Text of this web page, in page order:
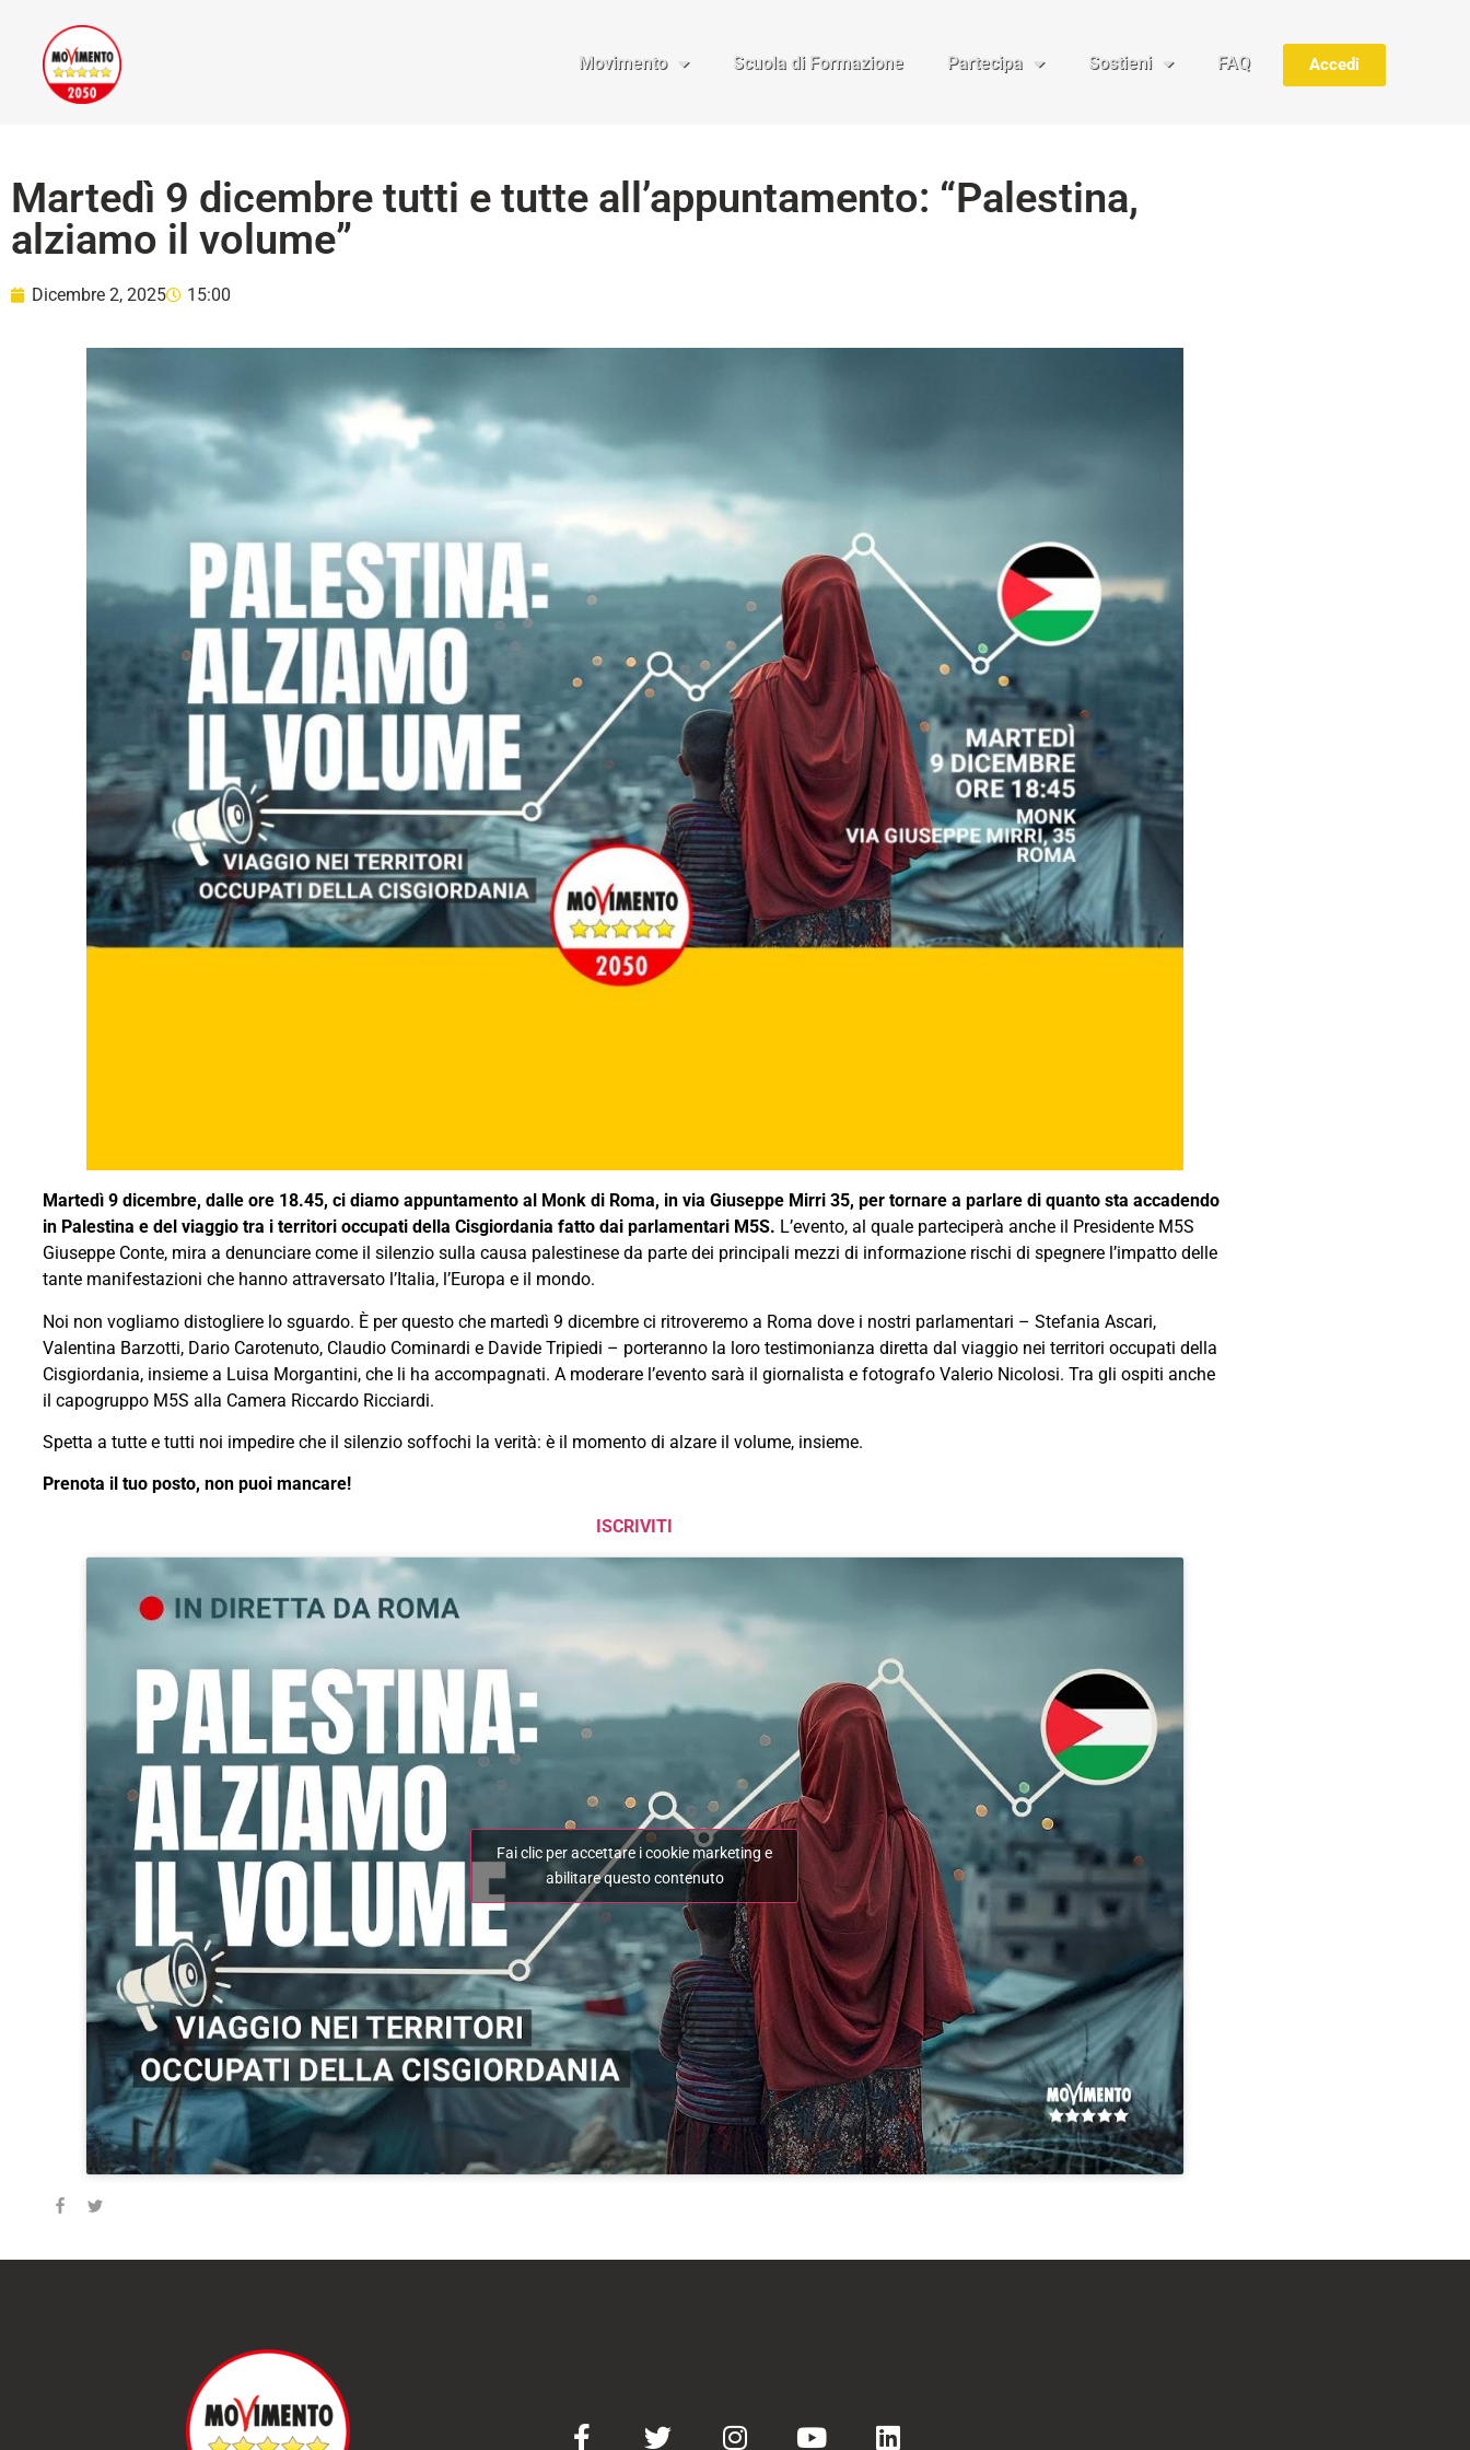
Movimento Scuola di Formazione Partecipa Sostieni FAQ Accedi
Martedì 9 dicembre tutti e tutte all’appuntamento: “Palestina,
alziamo il volume”
Dicembre 2, 2025 15:00
Martedì 9 dicembre, dalle ore 18.45, ci diamo appuntamento al Monk di Roma, in via Giuseppe Mirri 35, per tornare a parlare di quanto sta accadendo
in Palestina e del viaggio tra i territori occupati della Cisgiordania fatto dai parlamentari M5S. L’evento, al quale parteciperà anche il Presidente M5S
Giuseppe Conte, mira a denunciare come il silenzio sulla causa palestinese da parte dei principali mezzi di informazione rischi di spegnere l’impatto delle
tante manifestazioni che hanno attraversato l’Italia, l’Europa e il mondo.
Noi non vogliamo distogliere lo sguardo. È per questo che martedì 9 dicembre ci ritroveremo a Roma dove i nostri parlamentari – Stefania Ascari,
Valentina Barzotti, Dario Carotenuto, Claudio Cominardi e Davide Tripiedi – porteranno la loro testimonianza diretta dal viaggio nei territori occupati della
Cisgiordania, insieme a Luisa Morgantini, che li ha accompagnati. A moderare l’evento sarà il giornalista e fotografo Valerio Nicolosi. Tra gli ospiti anche
il capogruppo M5S alla Camera Riccardo Ricciardi.
Spetta a tutte e tutti noi impedire che il silenzio soffochi la verità: è il momento di alzare il volume, insieme.
Prenota il tuo posto, non puoi mancare!
ISCRIVITI
Fai clic per accettare i cookie marketing e
abilitare questo contenuto